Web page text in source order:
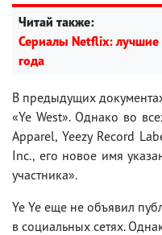
Читай также:
Сериалы Netflix:
года
В предыдущих
«Ye West». Однако во
Apparel, Yeezy Record
Inc., его новое имя
участника».
Ye Ye еще не объявил
в социальных сетях.